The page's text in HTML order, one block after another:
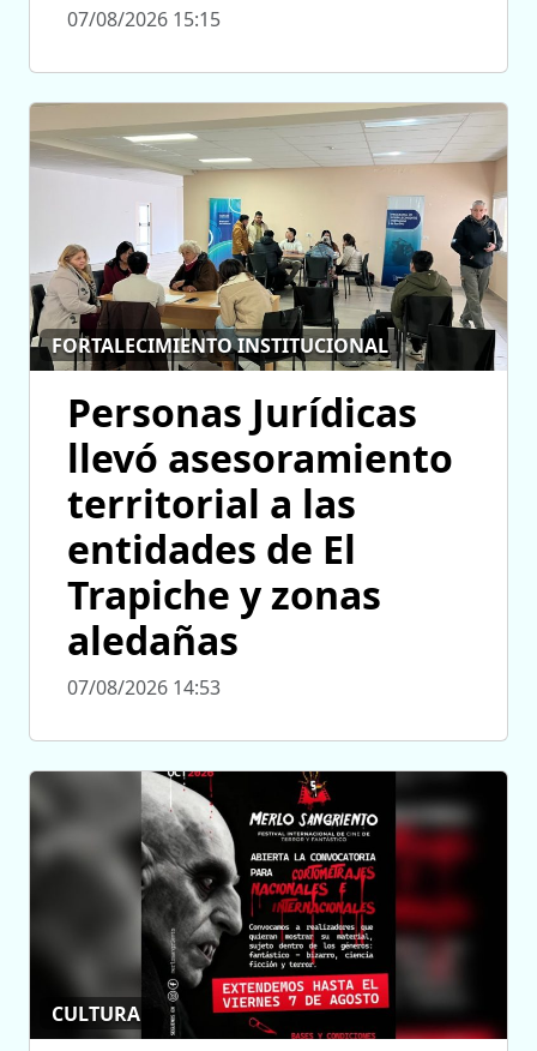
07/08/2026 15:15
FORTALECIMIENTO INSTITUCIONAL
Personas Jurídicas
llevó asesoramiento
territorial a las
entidades de El
Trapiche y zonas
aledañas
07/08/2026 14:53
CULTURA